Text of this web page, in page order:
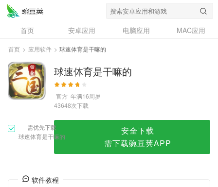
首页 安卓应用 电脑应用
MAC应用
资讯
专题
问答
首页 > 应用软件 > 球速体育是干嘛的
球速体育是干嘛的
官方 年满16周岁
43648次下载
需优先下载
球速体育是干嘛的
安全下载
需下载豌豆荚APP
软件教程